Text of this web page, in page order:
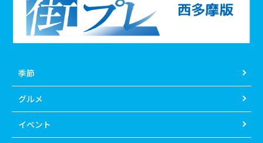
季節
グルメ
イベント